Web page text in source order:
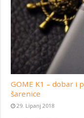
GOME K1 – dobar i
šarenice
29. Lipanj 2018